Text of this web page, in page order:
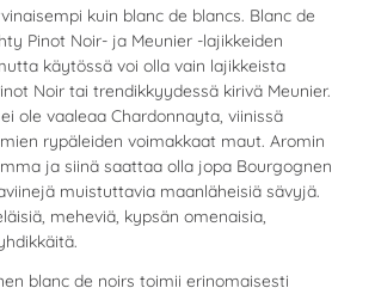
kuin blanc de blancs. Blanc de
Pinot Noir- ja Meunier -lajikkeiden
käytössä voi olla vain lajikkeista
Noir tai trendikkyydessä kirivä Meunier.
ole vaaleaa Chardonnayta, viinissä
rypäleiden voimakkaat maut. Aromin
ja siinä saattaa olla jopa Bourgognen
muistuttavia maanläheisiä sävyjä.
meheviä, kypsän omenaisia,
blanc de noirs toimii erinomaisesti